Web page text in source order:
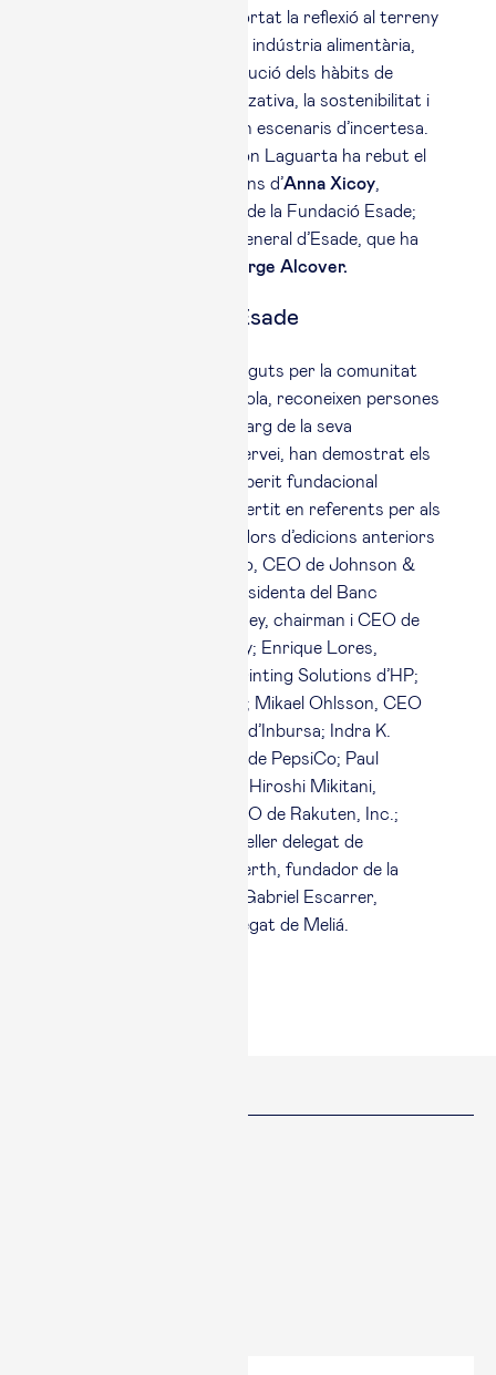
Alcover i Laguarta ha portat la reflexió al terreny
de l’empresa global i de la indústria alimentària,
amb qüestions com l’evolució dels hàbits de
consum, l’agilitat organitzativa, la sostenibilitat i
la capacitat de créixer en escenaris d’incertesa.
Després del diàleg, Ramon Laguarta ha rebut el
Premi Esade 2026 de mans d’Anna Xicoy
presidenta del Patronat de la Fundació Esade;
director general d’Esade, que ha
Jorge Alcover.
Sobre els Premis Esade
Els Premis Esade, promoguts per la comunitat
d’antics alumnes de l’escola, reconeixen persones
i organitzacions que, al llarg de la seva
trajectòria, activitat o servei, han demostrat els
valors que defineixen l’esperit fundacional
d’Esade i que s’han convertit en referents per als
altres. Entre els guanyadors d’edicions anteriors
s’inclouen Joaquín Duato, CEO de Johnson &
Johnson; Ana Botín, presidenta del Banc
Santander; James Quincey, chairman i CEO de
The Coca-Cola Company; Enrique Lores,
president d’Imaging & Printing Solutions d’HP;
Pablo Isla, CEO d’Inditex; Mikael Ohlsson, CEO
d’Ikea; Carlos Slim, CEO d’Inbursa; Indra K.
Nooyi, presidenta i CEO de PepsiCo; Paul
Polman, CEO d’Unilever; Hiroshi Mikitani,
fundador, president i CEO de Rakuten, Inc.;
Gonzalo Gortázar, conseller delegat de
CaixaBank; Niklas Adalberth, fundador de la
Norrsken Foundation, i Gabriel Escarrer,
president i conseller delegat de Meliá.